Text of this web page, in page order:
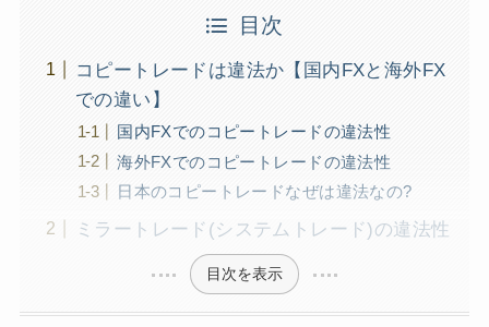
目次
コピートレードは違法か【国内FXと海外FX
での違い】
国内FXでのコピートレードの違法性
海外FXでのコピートレードの違法性
日本のコピートレードなぜは違法なの?
ミラートレード(システムトレード)の違法性
目次を表示